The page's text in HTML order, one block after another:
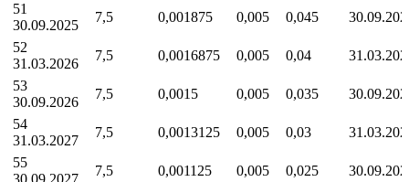
51
30.09.2025
7,5 0,001875 0,005 0,045
52
31.03.2026
7,5 0,0016875 0,005 0,04
53
30.09.2026
7,5 0,0015 0,005 0,035
54
31.03.2027
7,5 0,0013125 0,005 0,03
55
7,5 0,001125 0,005 0,025